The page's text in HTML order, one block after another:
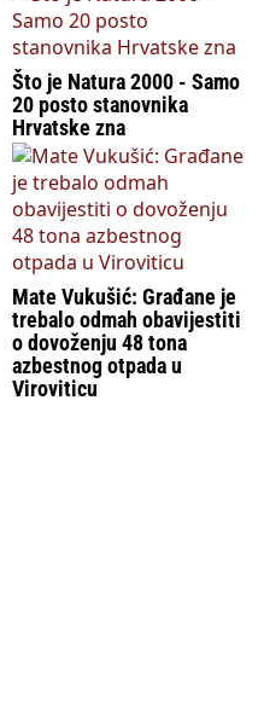
Što je Natura 2000 - Samo
20 posto stanovnika
Hrvatske zna
Mate Vukušić: Građane je
trebalo odmah obavijestiti
o dovoženju 48 tona
azbestnog otpada u
Viroviticu